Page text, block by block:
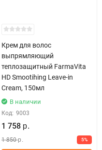
Крем для волос
выпрямляющий
теплозащитный FarmaVita
HD Smootihing Leave-in
Cream, 150мл
В наличии
Код: 9003
1 758 р.
1 850р. 5%